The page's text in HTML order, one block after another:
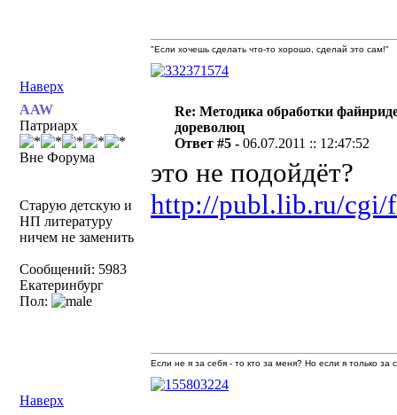
Наверх
"Если хочешь сделать что-то хорошо, сделай это сам!"
AAW
Патриарх
Вне Форума
Старую детскую и
НП литературу
ничем не заменить
Сообщений: 5983
Екатеринбург
Пол:
Re: Методика обработки
дореволюц
Ответ #5 -06.07.2011 :: 12:47:52
это не подойдёт?
http://publ.lib.ru/cgi/
Наверх
Если не я за себя - то кто за меня? Но если я только